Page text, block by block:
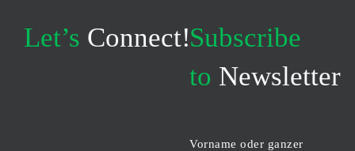
Let’s Connect!Subscribe
to Newsletter
Vorname oder ganzer